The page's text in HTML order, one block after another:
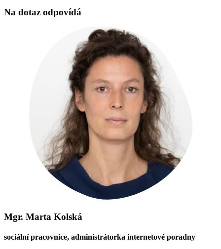
Na dotaz odpovídá
Mgr. Marta Kolská
sociální pracovnice, administrátorka internetové poradny